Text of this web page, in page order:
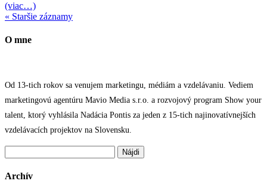
(viac…)
« Staršie záznamy
O mne
Od 13-tich rokov sa venujem marketingu, médiám a vzdelávaniu. Vediem
marketingovú agentúru Mavio Media s.r.o. a rozvojový program Show your
talent, ktorý vyhlásila Nadácia Pontis za jeden z 15-tich najinovatívnejších
vzdelávacích projektov na Slovensku.
Archív